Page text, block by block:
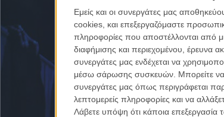
Εμείς και οι συνεργάτες μας
cookies, και επεξεργαζόμαστε
πληροφορίες που αποστέλλονται από
διαφήμισης και περιεχομένου, έρευνα
συνεργάτες μας ενδέχεται να
μέσω σάρωσης συσκευών. Μπορείτε να
συνεργάτες μας όπως περιγράφεται
λεπτομερείς πληροφορίες και να
Λάβετε υπόψη ότι κάποια επεξεργασία
για να τα βλέπεις όλα
Η
με τον
το newsletterτου flix,